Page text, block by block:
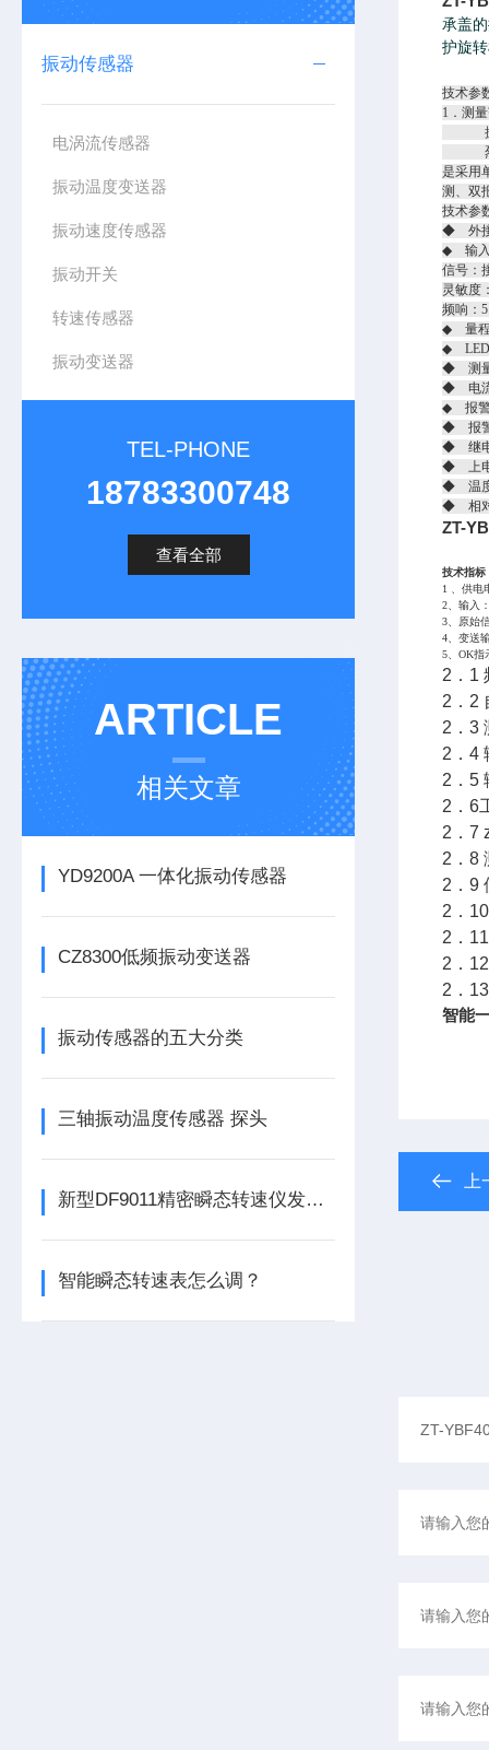
振动传感器
电涡流传感器
振动温度变送器
振动速度传感器
振动开关
转速传感器
振动变送器
TEL-PHONE
18783300748
查看全部
ARTICLE
相关文章
YD9200A 一体化振动传感器
CZ8300低频振动变送器
振动传感器的五大分类
三轴振动温度传感器 探头
新型DF9011精密瞬态转速仪发布，为工业转速监测带来革新
智能瞬态转速表怎么调？
承盖
护旋
技术参
1．测
振幅
烈度
是采用
测、双
技术参
◆ 外接
◆ 输
信号：
灵敏度
频响：
◆ 量程
◆ LED
◆ 测量
◆ 电流
◆ 报警
◆ 报警
◆ 继电
◆ 上电
◆ 温度
◆ 相对
ZT-
技术指标
1 、供电
2、输入
3、原始
4、变送
5、OK指
2．1
2．2
2．3
2．4
2．5
2．6
2．7
2．8
2．9
2．
2．
2．
2．
智能